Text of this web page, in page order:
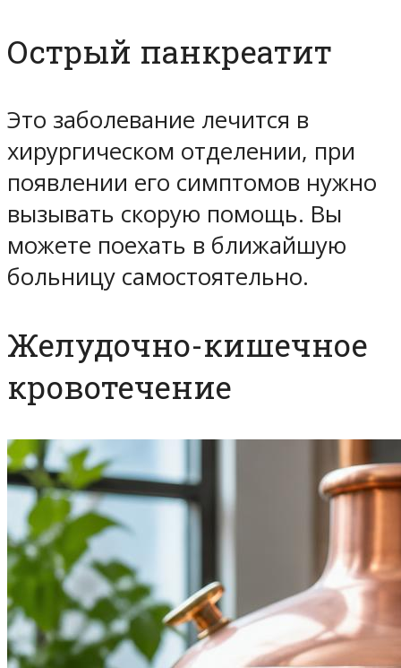
Острый панкреатит
Это заболевание лечится в
хирургическом отделении, при
появлении его симптомов нужно
вызывать скорую помощь. Вы
можете поехать в ближайшую
больницу самостоятельно.
Желудочно-кишечное
кровотечение